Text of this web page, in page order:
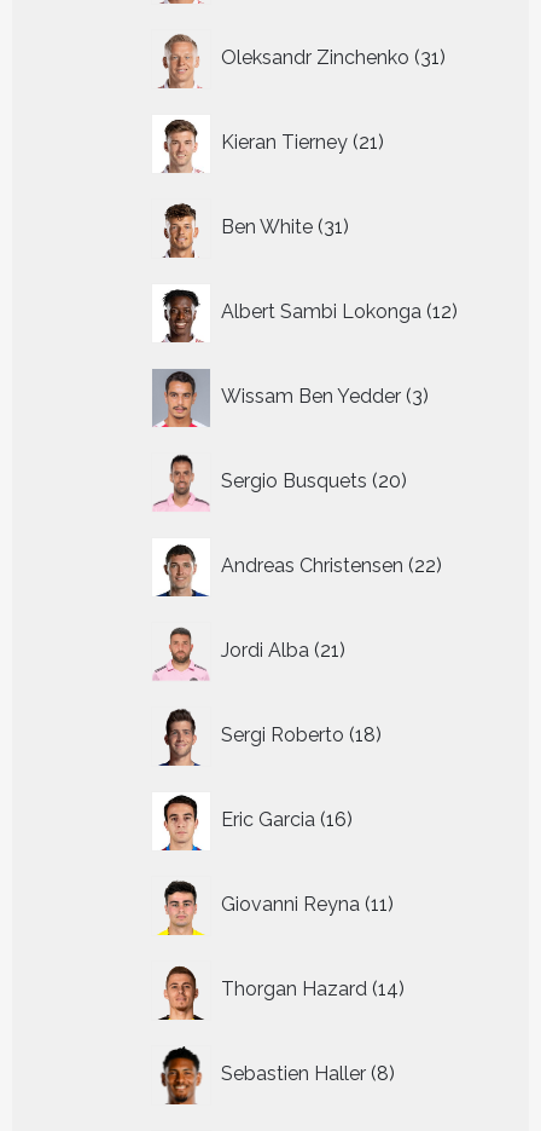
Oleksandr Zinchenko 31
producten
Kieran Tierney 21
producten
Ben White 31
producten
Albert Sambi Lokonga 12
Wissam Ben Yedder 3
producten
Sergio Busquets 20
producten
Andreas Christensen 22
producten
Jordi Alba 21
producten
Sergi Roberto 18
producten
Eric Garcia 16
producten
Giovanni Reyna 11
producten
Thorgan Hazard 14
producten
Sebastien Haller 8
producten